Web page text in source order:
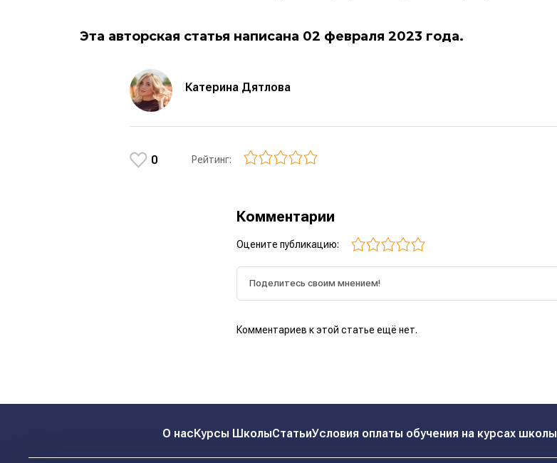
Эта авторская статья написана 02 февраля 2023 года.
Катерина Дятлова
0 Рейтинг:
Комментарии
Оцените публикацию:
Комментариев к этой статье ещё нет.
О насКурсы ШколыСтатьиУсловия оплаты обучения на курсах школы